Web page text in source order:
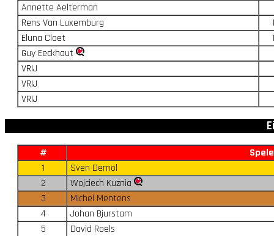
Annette Aelterman
Rens Van Luxemburg
Eluna Cloet
Guy Eeckhaut
VRIJ
VRIJ
VRIJ
#
1
Sven Demol
2
Wojciech Kuznia
3
Michel Mentens
4
Johan Bjurstam
5
David Roels